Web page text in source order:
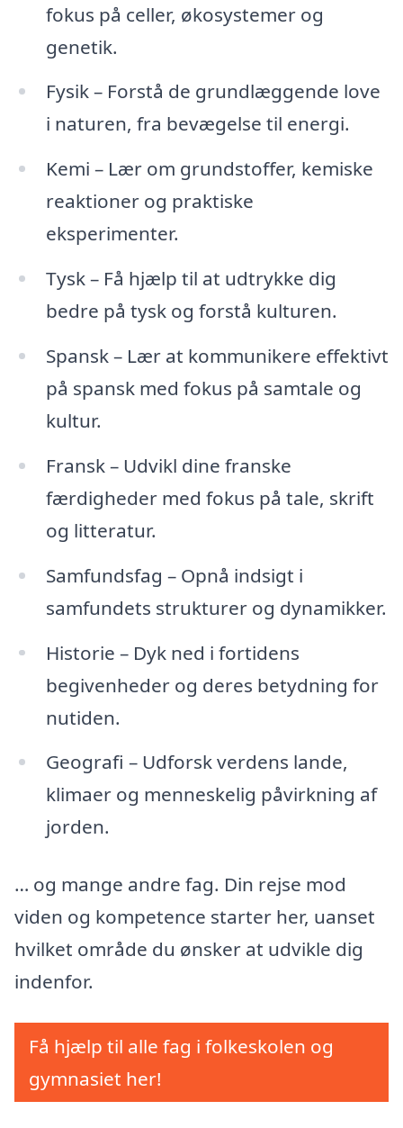
fokus på celler, økosystemer og
genetik.
Fysik – Forstå de grundlæggende love
i naturen, fra bevægelse til energi.
Kemi – Lær om grundstoffer, kemiske
reaktioner og praktiske
eksperimenter.
Tysk – Få hjælp til at udtrykke dig
bedre på tysk og forstå kulturen.
Spansk – Lær at kommunikere effektivt
på spansk med fokus på samtale og
kultur.
Fransk – Udvikl dine franske
færdigheder med fokus på tale, skrift
og litteratur.
Samfundsfag – Opnå indsigt i
samfundets strukturer og dynamikker.
Historie – Dyk ned i fortidens
begivenheder og deres betydning for
nutiden.
Geografi – Udforsk verdens lande,
klimaer og menneskelig påvirkning af
jorden.
… og mange andre fag. Din rejse mod
viden og kompetence starter her, uanset
hvilket område du ønsker at udvikle dig
indenfor.
Få hjælp til alle fag i folkeskolen og
gymnasiet her!